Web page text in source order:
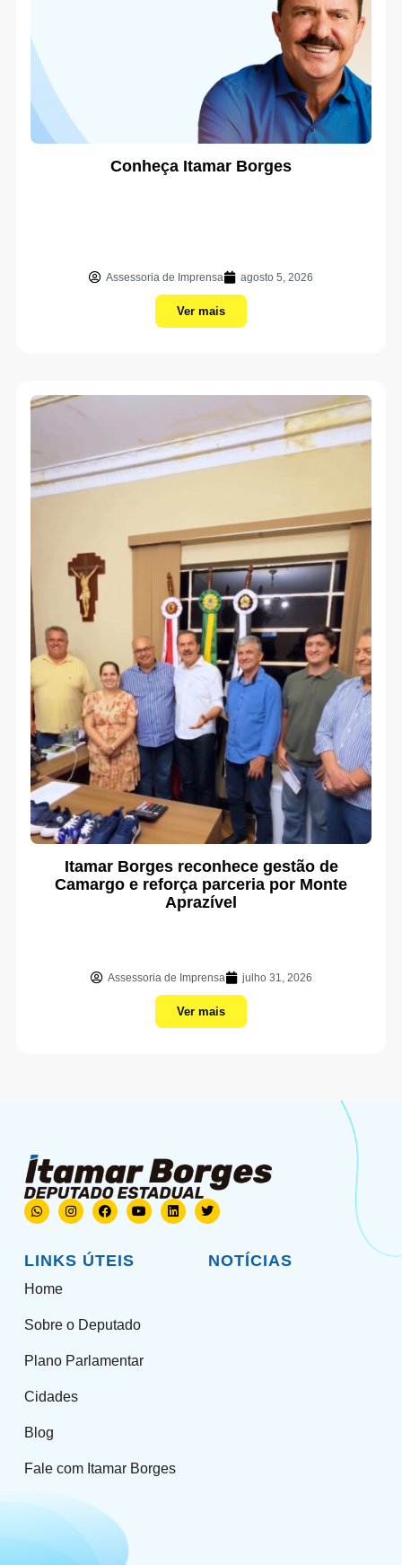
Conheça Itamar Borges
Assessoria de Imprensa agosto 5, 2026
Ver mais
Itamar Borges reconhece gestão de
Camargo e reforça parceria por Monte
Aprazível
Assessoria de Imprensa julho 31, 2026
Ver mais
LINKS ÚTEIS
Home
Sobre o Deputado
Plano Parlamentar
Cidades
Blog
Fale com Itamar Borges
NOTÍCIAS